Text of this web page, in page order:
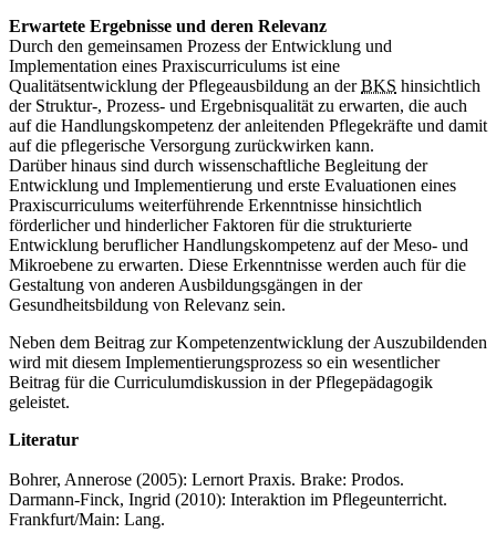
Erwartete Ergebnisse und deren Relevanz
Durch den gemeinsamen Prozess der Entwicklung und
Implementation eines Praxiscurriculums ist eine
Qualitätsentwicklung der Pflegeausbildung an derBKS hinsichtlich
der Struktur-, Prozess- und Ergebnisqualität zu erwarten, die auch
auf die Handlungskompetenz der anleitenden Pflegekräfte und damit
auf die pflegerische Versorgung zurückwirken kann.
Darüber hinaus sind durch wissenschaftliche Begleitung der
Entwicklung und Implementierung und erste Evaluationen eines
Praxiscurriculums weiterführende Erkenntnisse hinsichtlich
förderlicher und hinderlicher Faktoren für die strukturierte
Entwicklung beruflicher Handlungskompetenz auf der Meso- und
Mikroebene zu erwarten. Diese Erkenntnisse werden auch für die
Gestaltung von anderen Ausbildungsgängen in der
Gesundheitsbildung von Relevanz sein.
Neben dem Beitrag zur Kompetenzentwicklung der Auszubildenden
wird mit diesem Implementierungsprozess so ein wesentlicher
Beitrag für die Curriculumdiskussion in der Pflegepädagogik
geleistet.
Literatur
Bohrer, Annerose (2005): Lernort Praxis. Brake: Prodos.
Darmann-Finck, Ingrid (2010): Interaktion im Pflegeunterricht.
Frankfurt/Main: Lang.